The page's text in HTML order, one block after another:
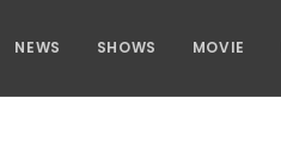
NEWS SHOWS MOVIE